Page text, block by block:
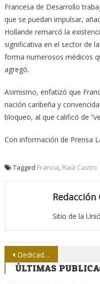
Francesa de Desarrollo
que se puedan impulsar,
Hollande remarcó la
significativa en el sector de
forma numerosos médicos
agregó.
Asimismo, enfatizó que
nación caribeña y
bloqueo, al que calificó de
Con información de Prensa
Tagged Francia, Raúl Castro
Sitio de la
Navegación
de
Dedicada a Fidel, la Jornada por el Día de la Prensa cubana
ÚLTIMAS